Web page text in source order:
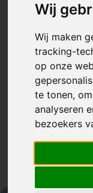
Wij
Wij maken
tracking-
op onze
te tonen,
analyseren
bezoekers
Artikelnummer: